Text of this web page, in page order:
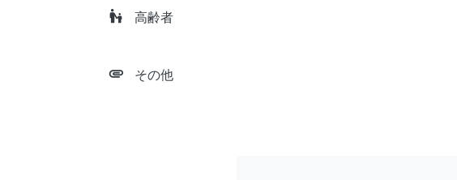
escalator_warning 高齢者
attachment その他